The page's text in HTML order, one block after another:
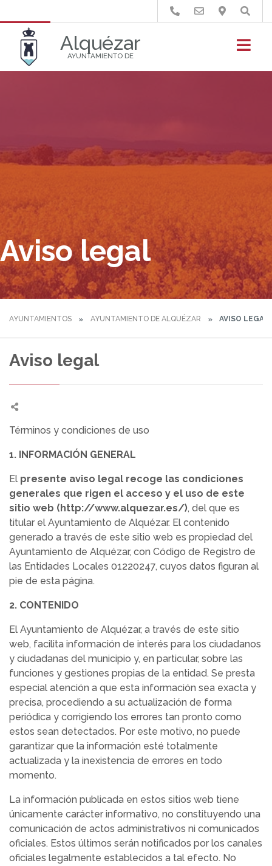
Alquézar
AYUNTAMIENTO DE
Buscar
Aviso legal
AYUNTAMIENTOS AYUNTAMIENTO DE ALQUÉZAR AVISO LEGAL
Aviso legal
Términos y condiciones de uso
1. INFORMACIÓN GENERAL
El presente aviso legal recoge las condiciones
generales que rigen el acceso y el uso de este
sitio web (http://www.alquezar.es/), del que es
titular el Ayuntamiento de Alquézar. El contenido
generado a través de este sitio web es propiedad del
Ayuntamiento de Alquézar, con Código de Registro de
las Entidades Locales 01220247, cuyos datos figuran al
pie de esta página.
2. CONTENIDO
El Ayuntamiento de Alquézar, a través de este sitio
web, facilita información de interés para los ciudadanos
y ciudadanas del municipio y, en particular, sobre las
funciones y gestiones propias de la entidad. Se presta
especial atención a que esta información sea exacta y
precisa, procediendo a su actualización de forma
periódica y corrigiendo los errores tan pronto como
estos sean detectados. Por este motivo, no puede
garantizar que la información esté totalmente
actualizada y la inexistencia de errores en todo
momento.
La información publicada en estos sitios web tiene
únicamente carácter informativo, no constituyendo una
comunicación de actos administrativos ni comunicados
oficiales. Estos últimos serán notificados por los canales
oficiales legalmente establecidos a tal efecto. No